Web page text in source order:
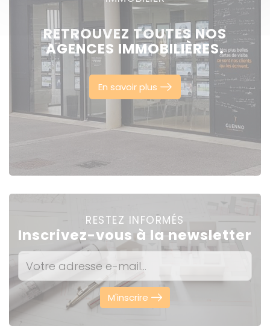
RETROUVEZ TOUTES NOS
AGENCES IMMOBILIÈRES.
En savoir plus
RESTEZ INFORMÉS
Inscrivez-vous à la newsletter
M'inscrire